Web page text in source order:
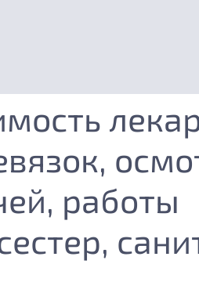
работы